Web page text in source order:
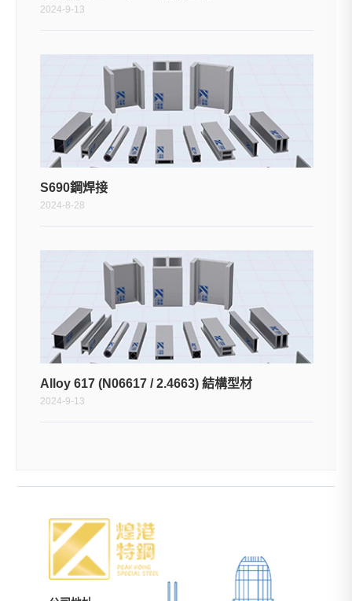
2024-9-13
S690鋼焊接
2024-8-28
Alloy 617 (N06617 / 2.4663) 結構型材
2024-9-13